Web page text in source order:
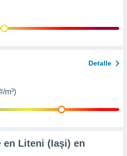
Detalle
m³)
en Liteni (Iaşi) en